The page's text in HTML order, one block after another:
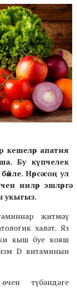
апатия
Бу күпчелек
Нәрсә соң ул
ниләр эшләргә
укыгыз.
җитмәү
халәт. Яз
кыш буе кояш
D витаминын
түбәндәге